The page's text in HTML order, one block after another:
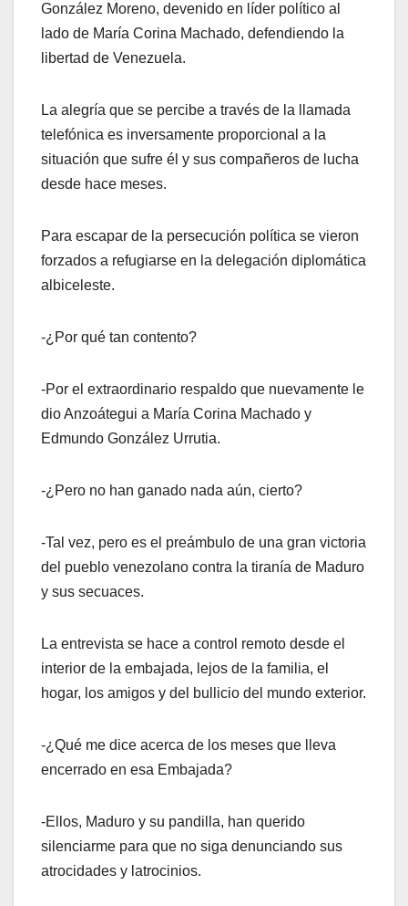
González Moreno, devenido en líder político al
lado de María Corina Machado, defendiendo la
libertad de Venezuela.
La alegría que se percibe a través de la llamada
telefónica es inversamente proporcional a la
situación que sufre él y sus compañeros de lucha
desde hace meses.
Para escapar de la persecución política se vieron
forzados a refugiarse en la delegación diplomática
albiceleste.
-¿Por qué tan contento?
-Por el extraordinario respaldo que nuevamente le
dio Anzoátegui a María Corina Machado y
Edmundo González Urrutia.
‐¿Pero no han ganado nada aún, cierto?
‐Tal vez, pero es el preámbulo de una gran victoria
del pueblo venezolano contra la tiranía de Maduro
y sus secuaces.
La entrevista se hace a control remoto desde el
interior de la embajada, lejos de la familia, el
hogar, los amigos y del bullicio del mundo exterior.
-¿Qué me dice acerca de los meses que lleva
encerrado en esa Embajada?
-Ellos, Maduro y su pandilla, han querido
silenciarme para que no siga denunciando sus
atrocidades y latrocinios.